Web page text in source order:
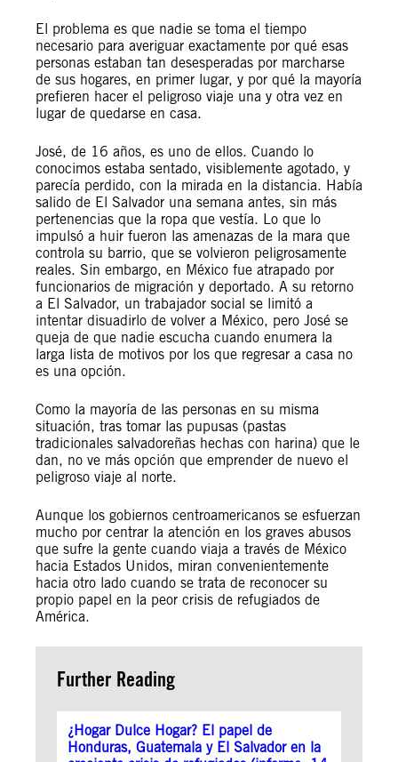
El problema es que nadie se toma el tiempo
necesario para averiguar exactamente por qué esas
personas estaban tan desesperadas por marcharse
de sus hogares, en primer lugar, y por qué la mayoría
prefieren hacer el peligroso viaje una y otra vez en
lugar de quedarse en casa.
José, de 16 años, es uno de ellos. Cuando lo
conocimos estaba sentado, visiblemente agotado, y
parecía perdido, con la mirada en la distancia. Había
salido de El Salvador una semana antes, sin más
pertenencias que la ropa que vestía. Lo que lo
impulsó a huir fueron las amenazas de la mara que
controla su barrio, que se volvieron peligrosamente
reales. Sin embargo, en México fue atrapado por
funcionarios de migración y deportado. A su retorno
a El Salvador, un trabajador social se limitó a
intentar disuadirlo de volver a México, pero José se
queja de que nadie escucha cuando enumera la
larga lista de motivos por los que regresar a casa no
es una opción.
Como la mayoría de las personas en su misma
situación, tras tomar las pupusas (pastas
tradicionales salvadoreñas hechas con harina) que le
dan, no ve más opción que emprender de nuevo el
peligroso viaje al norte.
Aunque los gobiernos centroamericanos se esfuerzan
mucho por centrar la atención en los graves abusos
que sufre la gente cuando viaja a través de México
hacia Estados Unidos, miran convenientemente
hacia otro lado cuando se trata de reconocer su
propio papel en la peor crisis de refugiados de
América.
Further Reading
¿Hogar Dulce Hogar? El papel de
Honduras, Guatemala y El Salvador en la